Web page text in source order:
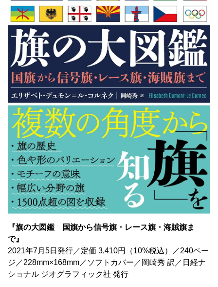
『旗の大図鑑 国旗から信号旗・レース旗・海賊旗ま
で』
2021年7月5日発行／定価 3,410円（10%税込）／240ペー
ジ／228mm×168mm／ソフトカバー／岡崎秀 訳／日経ナ
ショナル ジオグラフィック社 発行